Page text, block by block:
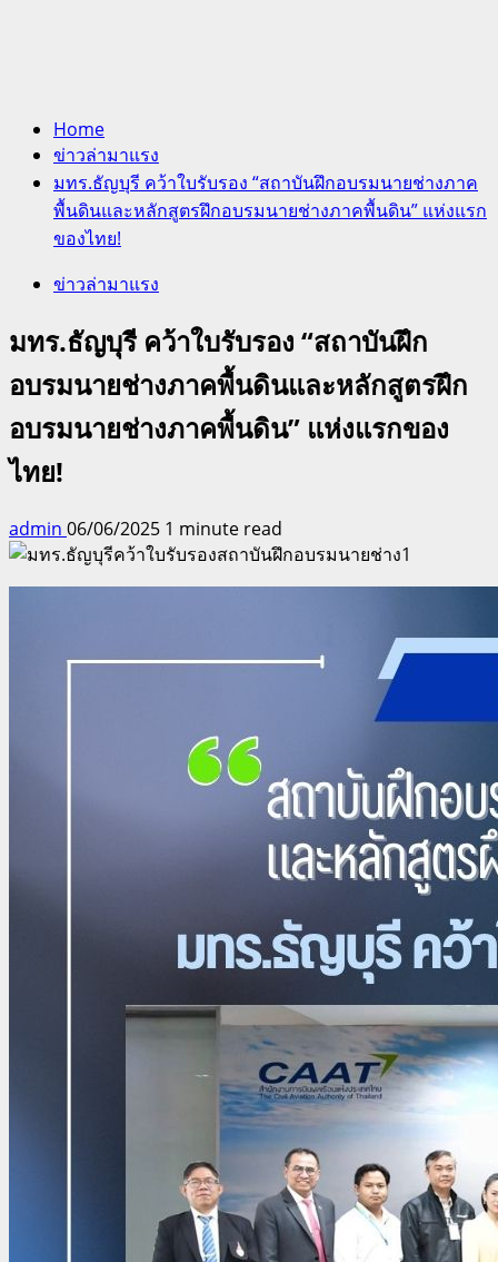
Home
ข่าวล่ามาแรง
มทร.ธัญบุรี คว้าใบรับรอง “สถาบันฝึกอบรมนายช่างภาค
พื้นดินและหลักสูตรฝึกอบรมนายช่างภาคพื้นดิน” แห่งแรก
ของไทย!
ข่าวล่ามาแรง
มทร.ธัญบุรี คว้าใบรับรอง “สถาบันฝึก
อบรมนายช่างภาคพื้นดินและหลักสูตรฝึก
อบรมนายช่างภาคพื้นดิน” แห่งแรกของ
ไทย!
admin 06/06/2025 1 minute read